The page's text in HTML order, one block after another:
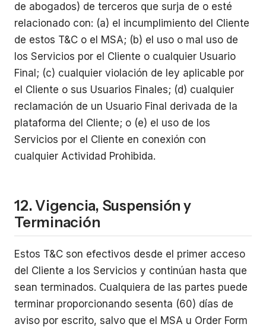
de abogados) de terceros que surja de o esté
relacionado con: (a) el incumplimiento del Cliente
de estos T&C o el MSA; (b) el uso o mal uso de
los Servicios por el Cliente o cualquier Usuario
Final; (c) cualquier violación de ley aplicable por
el Cliente o sus Usuarios Finales; (d) cualquier
reclamación de un Usuario Final derivada de la
plataforma del Cliente; o (e) el uso de los
Servicios por el Cliente en conexión con
cualquier Actividad Prohibida.
12. Vigencia, Suspensión y
Terminación
Estos T&C son efectivos desde el primer acceso
del Cliente a los Servicios y continúan hasta que
sean terminados. Cualquiera de las partes puede
terminar proporcionando sesenta (60) días de
aviso por escrito, salvo que el MSA u Order Form